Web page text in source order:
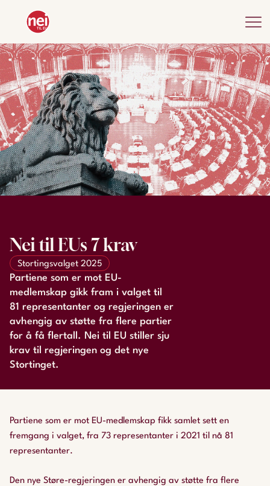
Nei til EUs 7 krav
Stortingsvalget 2025
Partiene som er mot EU-
medlemskap gikk fram i valget til
81 representanter og regjeringen er
avhengig av støtte fra flere partier
for å få flertall. Nei til EU stiller sju
krav til regjeringen og det nye
Stortinget.
Partiene som er mot EU-medlemskap fikk samlet sett en
fremgang i valget, fra 73 representanter i 2021 til nå 81
representanter.
Den nye Støre-regjeringen er avhengig av støtte fra flere